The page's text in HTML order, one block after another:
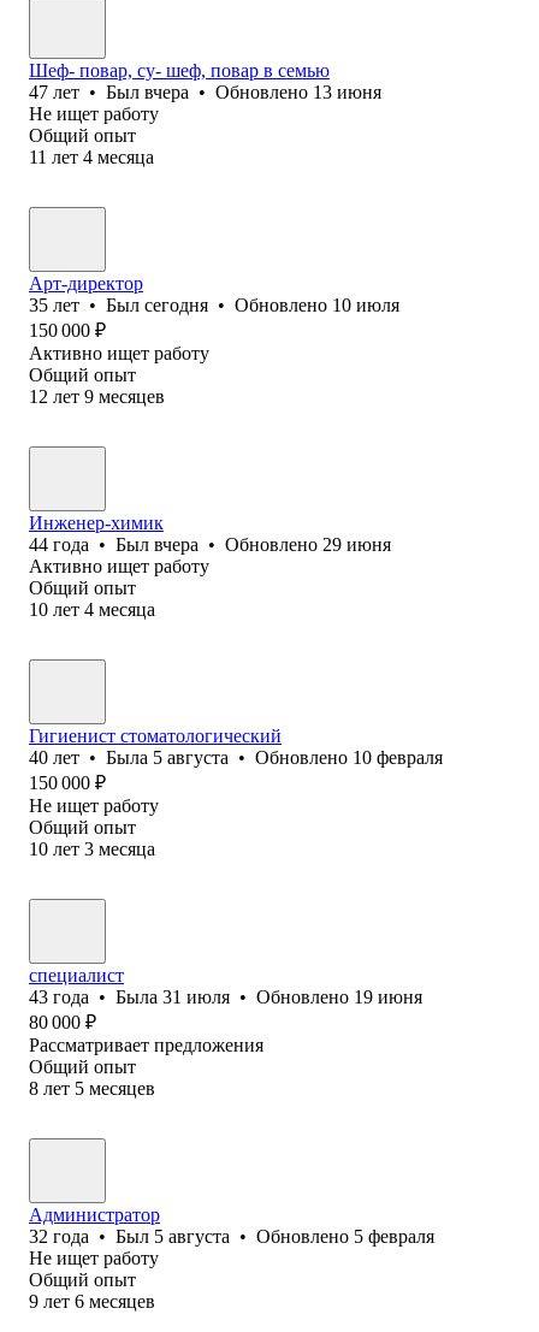
Шеф- повар, су- шеф, повар в семью
47 лет • Был вчера • Обновлено 13 июня
Не ищет работу
Общий опыт
11 лет 4 месяца
Арт-директор
35 лет • Был сегодня • Обновлено 10 июля
150 000 ₽
Активно ищет работу
Общий опыт
12 лет 9 месяцев
Инженер-химик
44 года • Был вчера • Обновлено 29 июня
Активно ищет работу
Общий опыт
10 лет 4 месяца
Гигиенист стоматологический
40 лет • Была 5 августа • Обновлено 10 февраля
150 000 ₽
Не ищет работу
Общий опыт
10 лет 3 месяца
специалист
43 года • Была 31 июля • Обновлено 19 июня
80 000 ₽
Рассматривает предложения
Общий опыт
8 лет 5 месяцев
Администратор
32 года • Был 5 августа • Обновлено 5 февраля
Не ищет работу
Общий опыт
9 лет 6 месяцев